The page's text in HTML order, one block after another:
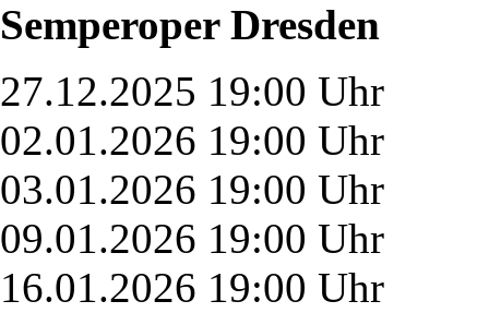
Semperoper Dresden
27.12.2025 19:00 Uhr
02.01.2026 19:00 Uhr
03.01.2026 19:00 Uhr
09.01.2026 19:00 Uhr
16.01.2026 19:00 Uhr